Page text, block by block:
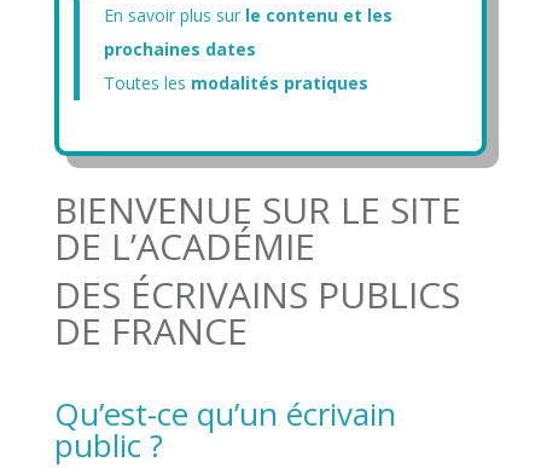
En savoir plus sur le contenu et les
prochaines dates
Toutes les modalités pratiques
BIENVENUE SUR LE SITE
DE L’ACADÉMIE
DES ÉCRIVAINS PUBLICS
DE FRANCE
Qu’est-ce qu’un écrivain
public ?